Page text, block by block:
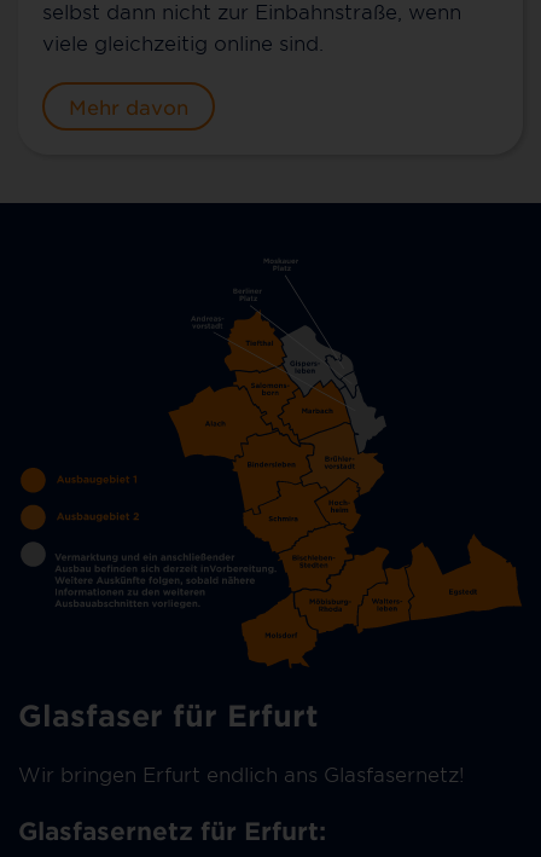
selbst dann nicht zur Einbahnstraße, wenn
viele gleichzeitig online sind.
Mehr davon
Glasfaser für Erfurt
Wir bringen Erfurt endlich ans Glasfasernetz!
Glasfasernetz für Erfurt: